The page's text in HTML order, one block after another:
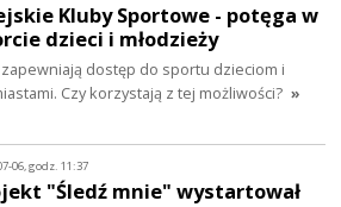
Kluby Sportowe - potęga w
dzieci i młodzieży
dostęp do sportu dzieciom i
Czy korzystają z tej możliwości? »
06, godz. 11:37
"Śledź mnie" wystartował